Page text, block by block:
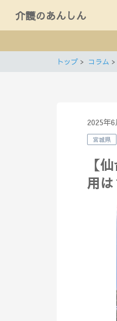
介護のあんしん
トップ コラム
2025年6
宮城県
【
用